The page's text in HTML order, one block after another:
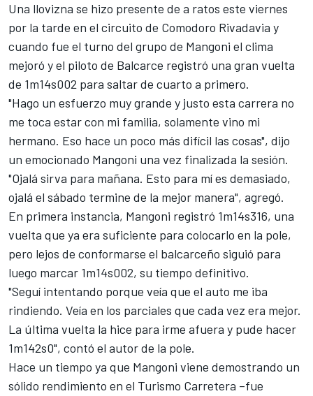
Una llovizna se hizo presente de a ratos este viernes
por la tarde en el circuito de Comodoro Rivadavia y
cuando fue el turno del grupo de Mangoni el clima
mejoró y el piloto de Balcarce registró una gran vuelta
de 1m14s002 para saltar de cuarto a primero.
"Hago un esfuerzo muy grande y justo esta carrera no
me toca estar con mi familia, solamente vino mi
hermano. Eso hace un poco más difícil las cosas", dijo
un emocionado Mangoni una vez finalizada la sesión.
"Ojalá sirva para mañana. Esto para mí es demasiado,
ojalá el sábado termine de la mejor manera", agregó.
En primera instancia, Mangoni registró 1m14s316, una
vuelta que ya era suficiente para colocarlo en la pole,
pero lejos de conformarse el balcarceño siguió para
luego marcar 1m14s002, su tiempo definitivo.
"Seguí intentando porque veía que el auto me iba
rindiendo. Veía en los parciales que cada vez era mejor.
La última vuelta la hice para irme afuera y pude hacer
1m142s0", contó el autor de la pole.
Hace un tiempo ya que Mangoni viene demostrando un
sólido rendimiento en el Turismo Carretera –fue